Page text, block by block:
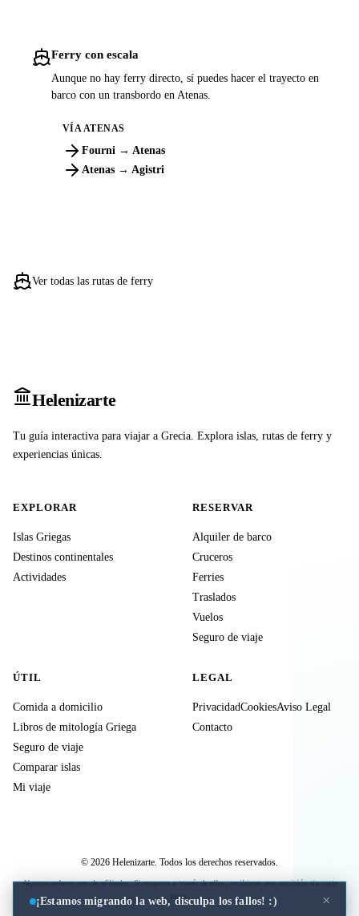
Ferry con escala
Aunque no hay ferry directo, sí puedes hacer el trayecto en
barco con un transbordo en Atenas.
VÍA ATENAS
Fourni → Atenas
Atenas → Agistri
Ver todas las rutas de ferry
¡Estamos migrando la web, disculpa los fallos! :) ×
Helenizarte
Tu guía interactiva para viajar a Grecia. Explora islas, rutas de ferry y
experiencias únicas.
EXPLORAR
Islas Griegas
Destinos continentales
Actividades
RESERVAR
Alquiler de barco
Cruceros
Ferries
Traslados
Vuelos
Seguro de viaje
ÚTIL
Comida a domicilio
Libros de mitología Griega
Seguro de viaje
Comparar islas
Mi viaje
LEGAL
PrivacidadCookiesAviso Legal
Contacto
© 2026 Helenizarte. Todos los derechos reservados.
Algunos enlaces son de afiliados. Si compras a través de ellos, recibimos una comisión sin coste
extra.